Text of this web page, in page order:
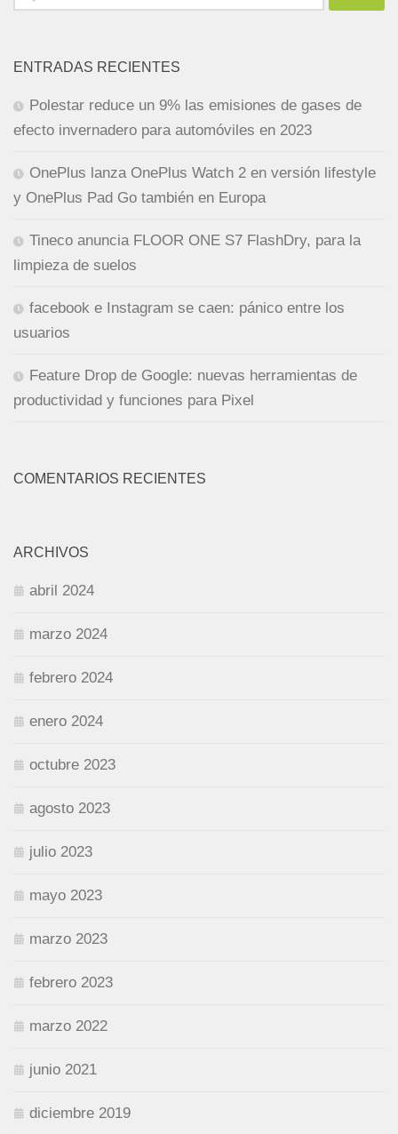
ENTRADAS RECIENTES
Polestar reduce un 9% las emisiones de gases de
efecto invernadero para automóviles en 2023
OnePlus lanza OnePlus Watch 2 en versión lifestyle
y OnePlus Pad Go también en Europa
Tineco anuncia FLOOR ONE S7 FlashDry, para la
limpieza de suelos
facebook e Instagram se caen: pánico entre los
usuarios
Feature Drop de Google: nuevas herramientas de
productividad y funciones para Pixel
COMENTARIOS RECIENTES
ARCHIVOS
abril 2024
marzo 2024
febrero 2024
enero 2024
octubre 2023
agosto 2023
julio 2023
mayo 2023
marzo 2023
febrero 2023
marzo 2022
junio 2021
diciembre 2019